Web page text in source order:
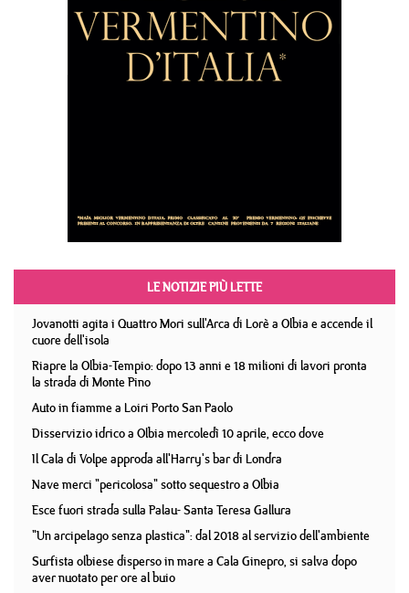
LE NOTIZIE PIÙ LETTE
Jovanotti agita i Quattro Mori sull'Arca di Lorè a Olbia e accende il
cuore dell'isola
Riapre la Olbia-Tempio: dopo 13 anni e 18 milioni di lavori pronta
la strada di Monte Pino
Auto in fiamme a Loiri Porto San Paolo
Disservizio idrico a Olbia mercoledì 10 aprile, ecco dove
Il Cala di Volpe approda all'Harry's bar di Londra
Nave merci "pericolosa" sotto sequestro a Olbia
Esce fuori strada sulla Palau- Santa Teresa Gallura
"Un arcipelago senza plastica": dal 2018 al servizio dell'ambiente
Surfista olbiese disperso in mare a Cala Ginepro, si salva dopo
aver nuotato per ore al buio